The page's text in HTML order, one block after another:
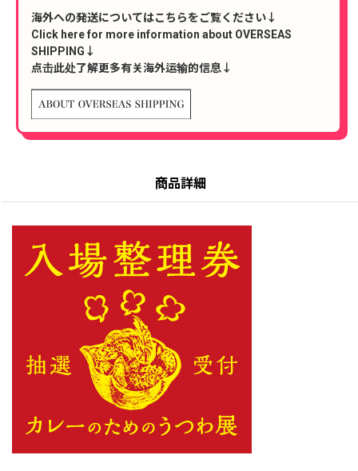
海外への発送についてはこちらをご覧ください↓
Click here for more information about OVERSEAS
SHIPPING↓
点击此处了解更多有关海外运输的信息↓
商品詳細